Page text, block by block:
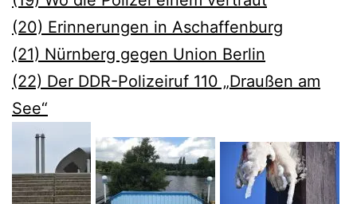
(20) Erinnerungen in Aschaffenburg
(21) Nürnberg gegen Union Berlin
(22) Der DDR-Polizeiruf 110 „Draußen am
See“